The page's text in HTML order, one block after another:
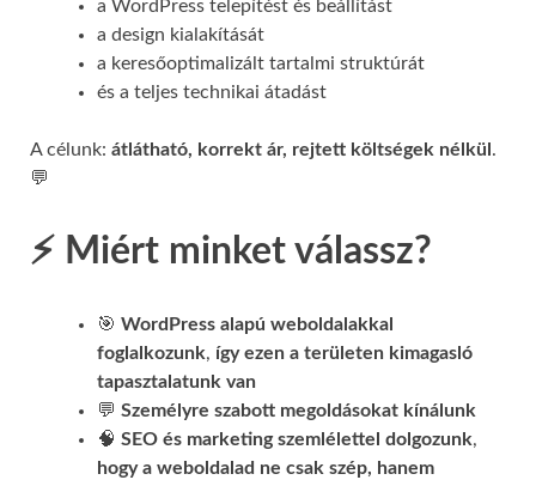
a WordPress telepítést és beállítást
a design kialakítását
a keresőoptimalizált tartalmi struktúrát
és a teljes technikai átadást
A célunk: átlátható, korrekt ár, rejtett költségek nélkül .
💬
⚡ Miért minket válassz?
🎯 WordPress alapú weboldalakkal
foglalkozunk, így ezen a területen kimagasló
tapasztalatunk van
💬 Személyre szabott megoldásokat kínálunk
🧠 SEO és marketing szemlélettel dolgozunk,
hogy a weboldalad ne csak szép, hanem